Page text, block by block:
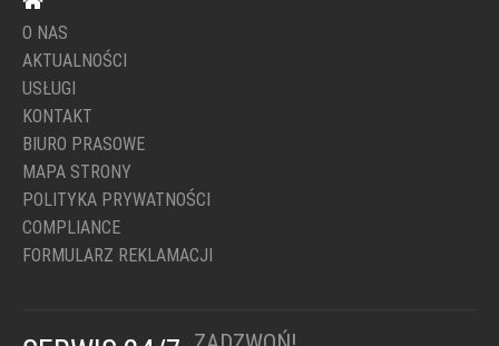
O NAS
AKTUALNOŚCI
USŁUGI
KONTAKT
BIURO PRASOWE
MAPA STRONY
POLITYKA PRYWATNOŚCI
COMPLIANCE
FORMULARZ REKLAMACJI